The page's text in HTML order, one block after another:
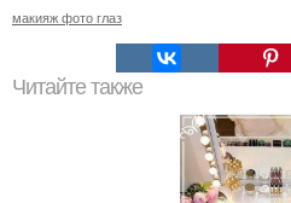
макияж фото глаз
Читайте также